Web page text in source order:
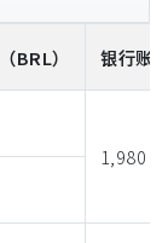
（BRL） 银行账
1,980